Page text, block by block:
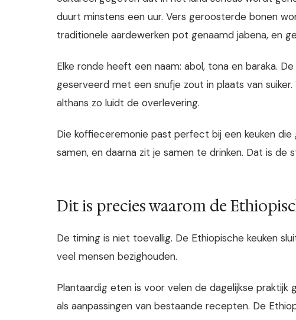
duurt minstens een uur. Vers geroosterde bonen
traditionele aardewerken pot genaamd jabena, en
Elke ronde heeft een naam: abol, tona en baraka.
geserveerd met een snufje zout in plaats van
althans zo luidt de overlevering.
Die koffieceremonie past perfect bij een keuken
samen, en daarna zit je samen te drinken. Dat is de
Dit is precies waarom de
De timing is niet toevallig. De Ethiopische keuken
veel mensen bezighouden.
Plantaardig eten is voor velen de dagelijkse praktijk
als aanpassingen van bestaande recepten. De